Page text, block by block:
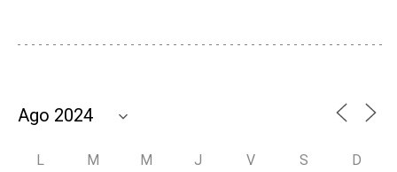
L M M J V S D